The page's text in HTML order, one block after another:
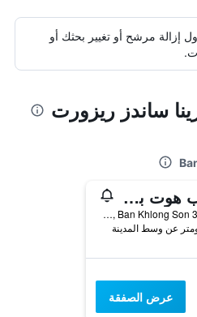
إزالة مرشح أو تغيير بحثك أو
ساندز ريزورت
ات ب هوت بنجالوز
36-10-8 Moo 4, Ban Khlong Son, تايلاند
عرض الصفقة